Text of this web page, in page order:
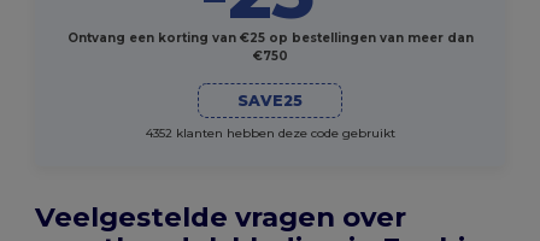
Ontvang een korting van €25 op bestellingen van meer dan
€750
SAVE25
4352 klanten hebben deze code gebruikt
Veelgestelde vragen over